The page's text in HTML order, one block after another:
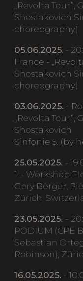
„Revolta Tour“,
Shostakovich
choreography)
05.06.2025 . -
France -
Shostakovich
choreography)
03.06.2025. -
„Revolta Tour“,
Shostakovich
Sinfonie 5. (by
25.05.2025. -
1, - Workshop
Gery Berger,
Zürich,
23.05.2025. -
PODIUM (CPE
Sebastian
Robinson),
16.05.2025. -